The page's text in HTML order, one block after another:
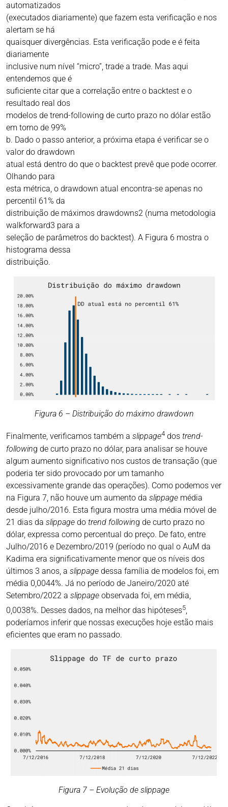
automatizados
(executados diariamente) que fazem esta verificação e nos
alertam se há
quaisquer divergências. Esta verificação pode e é feita
diariamente
inclusive num nível “micro”, trade a trade. Mas aqui
entendemos que é
suficiente citar que a correlação entre o backtest e o
resultado real dos
modelos de trend-following de curto prazo no dólar estão
em torno de 99%
b. Dado o passo anterior, a próxima etapa é verificar se o
valor do drawdown
atual está dentro do que o backtest prevê que pode ocorrer.
Olhando para
esta métrica, o drawdown atual encontra-se apenas no
percentil 61% da
distribuição de máximos drawdowns2 (numa metodologia
walkforward3 para a
seleção de parâmetros do backtest). A Figura 6 mostra o
histograma dessa
distribuição.
Figura 6 – Distribuição do máximo drawdown
Finalmente, verificamos também a slippage4 dos trend-
following de curto prazo no dólar, para analisar se houve
algum aumento significativo nos custos de transação (que
poderia ter sido provocado por um tamanho
excessivamente grande das operações). Como podemos ver
na Figura 7, não houve um aumento da slippage média
desde julho/2016. Esta figura mostra uma média móvel de
21 dias da slippage do trend following de curto prazo no
dólar, expressa como percentual do preço. De fato, entre
Julho/2016 e Dezembro/2019 (período no qual o AuM da
Kadima era significativamente menor que os níveis dos
últimos 3 anos, a slippage dessa família de modelos foi, em
média 0,0044%. Já no período de Janeiro/2020 até
Setembro/2022 a slippage observada foi, em média,
0,0038%. Desses dados, na melhor das hipóteses5,
poderíamos inferir que nossas execuções hoje estão mais
eficientes que eram no passado.
Figura 7 – Evolução de slippage